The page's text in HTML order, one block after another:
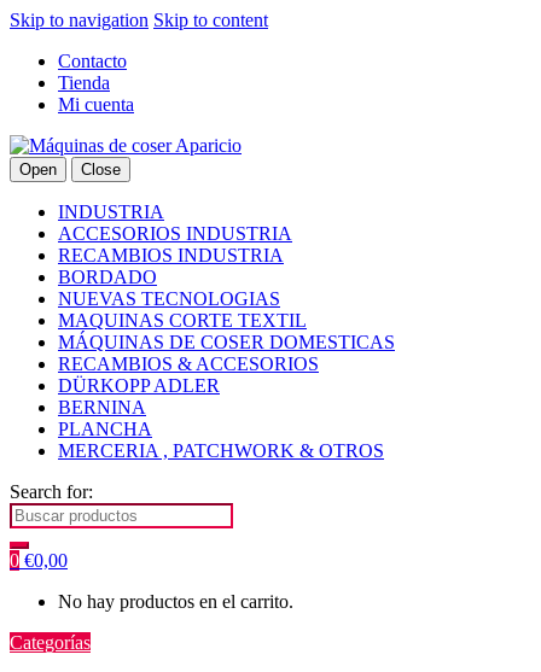
Skip to navigation Skip to content
Contacto
Tienda
Mi cuenta
Open Close
INDUSTRIA
ACCESORIOS INDUSTRIA
RECAMBIOS INDUSTRIA
BORDADO
NUEVAS TECNOLOGIAS
MAQUINAS CORTE TEXTIL
MÁQUINAS DE COSER DOMESTICAS
RECAMBIOS & ACCESORIOS
DÜRKOPP ADLER
BERNINA
PLANCHA
MERCERIA , PATCHWORK & OTROS
Search for:
0 €0,00
No hay productos en el carrito.
Categorías